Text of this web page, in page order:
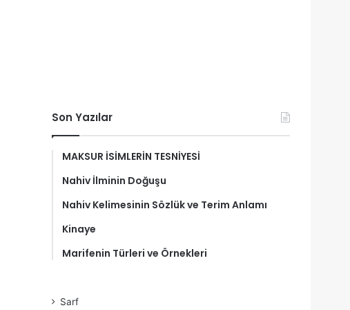
Son Yazılar
MAKSUR İSİMLERİN TESNİYESİ
Nahiv İlminin Doğuşu
Nahiv Kelimesinin Sözlük ve Terim Anlamı
Kinaye
Marifenin Türleri ve Örnekleri
Sarf